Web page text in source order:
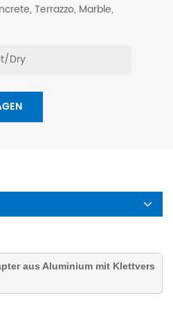
Terrazzo, Marble,
Dry
aus Aluminium mit Klettvers